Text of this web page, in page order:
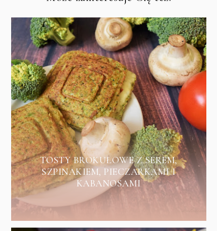
TOSTY BROKUŁOWE Z SEREM,
SZPINAKIEM, PIECZARKAMI I
KABANOSAMI